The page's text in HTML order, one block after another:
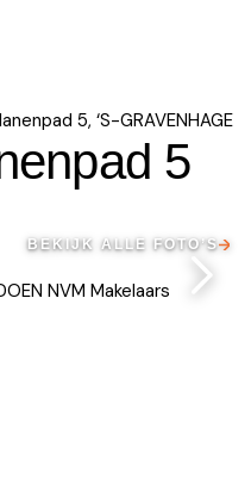
5, ‘S-GRAVENHAGE
5
BEKIJK ALLE FOTO’S